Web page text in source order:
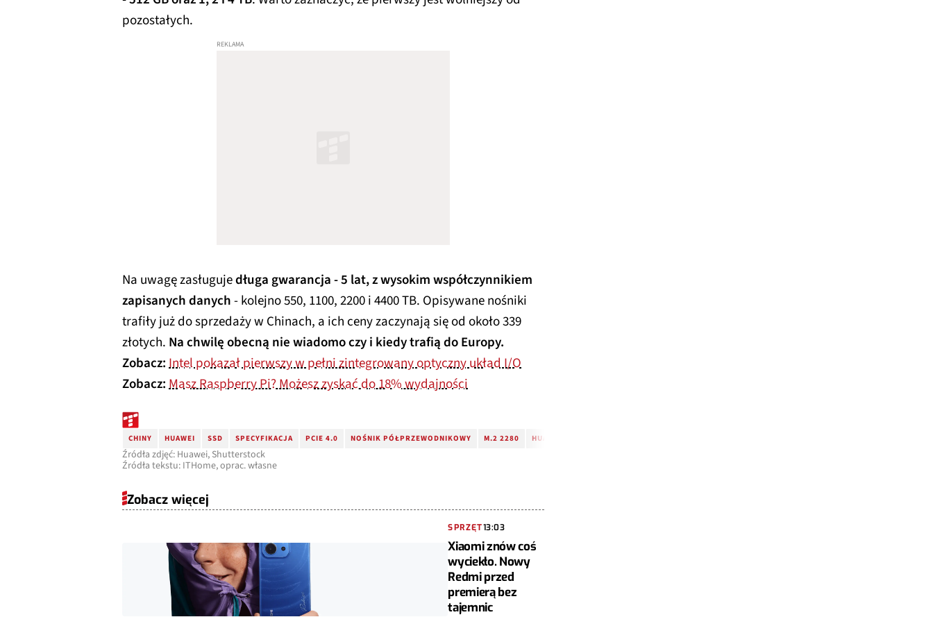
pozostałych.
Na uwagę zasługujedługa gwarancja - 5 lat, z wysokim współczynnikiem
zapisanych danych- kolejno 550, 1100, 2200 i 4400 TB. Opisywane nośniki
trafiły już do sprzedaży w Chinach, a ich ceny zaczynają się od około 339
złotych. Na chwilę obecną nie wiadomo czy i kiedy trafią do Europy.
Zobacz:Intel pokazał pierwszy w pełni zintegrowany optyczny układ I/O
Zobacz:Masz Raspberry Pi? Możesz zyskać do 18% wydajności
CHINY HUAWEI SSD SPECYFIKACJA PCIE 4.0 NOŚNIK PÓŁPRZEWODNIKOWY M.2 2280 HUAWEI EKITSTOR XTREME 200
Źródła zdjęć: Huawei, Shutterstock
Źródła tekstu: ITHome, oprac. własne
Zobacz więcej
SPRZĘT13:03
Xiaomi znów coś
wyciekło. Nowy
Redmi przed
premierą bez
tajemnic